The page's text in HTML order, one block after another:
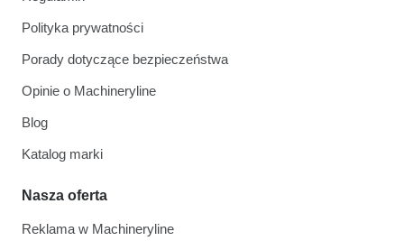
Polityka prywatności
Porady dotyczące bezpieczeństwa
Opinie o Machineryline
Blog
Katalog marki
Nasza oferta
Reklama w Machineryline